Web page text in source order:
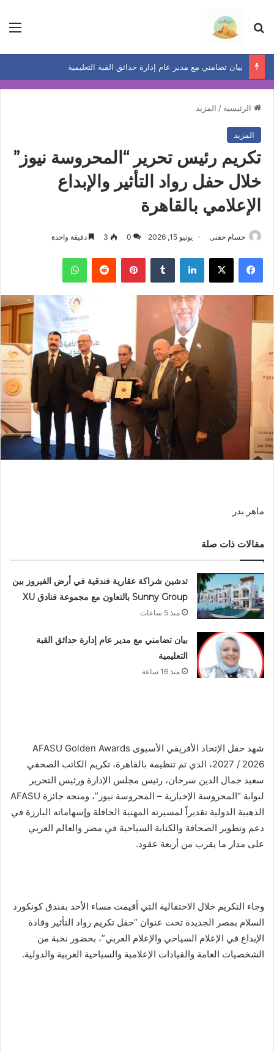
بحث عن
بيان تضامني مع مدير عام إدارة حدائق القبة التعليمية
الرئيسية / المزيد
المزيد
تكريم رئيس تحرير “المحروسة نيوز”
خلال حفل رواد التأثير والإبداع
الإعلامي بالقاهرة
حسام حفنى يونيو 15, 2026 0
3 دقيقة واحدة
فيسبوك ‫X لينكدإن بينتيريست واتساب
ماهر بدر
مقالات ذات صلة
تدشين شراكة عقارية فندقية في أرض الفيروز بين
Sunny Group بالتعاون مع مجموعة فنادق XU
منذ 5 ساعات
بيان تضامني مع مدير عام إدارة حدائق القبة
التعليمية
منذ 16 ساعة
شهد حفل الإتحاد الأفريقي الأسبوى AFASU Golden Awards
2027 / 2026، الذي تم تنظيمه بالقاهرة، تكريم الكاتب الصحفي
سعيد جمال الدين سرحان، رئيس مجلس الإدارة ورئيس التحرير
لبوابة “المحروسة الإخبارية – المحروسة نيوز”، ومنحه جائزة AFASU
الذهبية الدولية تقديراً لمسيرته المهنية الحافلة وإسهاماته البارزة في
دعم وتطوير الصحافة والكتابة السياحية في مصر والعالم العربي
على مدار ما يقرب من أربعة عقود.
وجاء التكريم خلال الاحتفالية التي أقيمت مساء الأحد بفندق كونكورد
السلام بمصر الجديدة تحت عنوان “حفل تكريم رواد التأثير وقادة
الإبداع في الإعلام السياحي والإعلام العربي”، بحضور نخبة من
الشخصيات العامة والقيادات الإعلامية والسياحية العربية والدولية.